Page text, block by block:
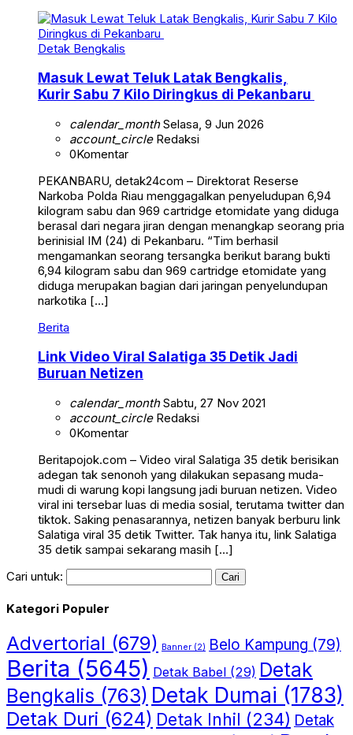
Detak Bengkalis
Masuk Lewat Teluk Latak Bengkalis,
Kurir Sabu 7 Kilo Diringkus di Pekanbaru
calendar_monthSelasa, 9 Jun 2026
account_circleRedaksi
0Komentar
PEKANBARU, detak24com – Direktorat Reserse
Narkoba Polda Riau menggagalkan penyeludupan 6,94
kilogram sabu dan 969 cartridge etomidate yang diduga
berasal dari negara jiran dengan menangkap seorang pria
berinisial IM (24) di Pekanbaru. “Tim berhasil
mengamankan seorang tersangka berikut barang bukti
6,94 kilogram sabu dan 969 cartridge etomidate yang
diduga merupakan bagian dari jaringan penyelundupan
narkotika […]
Berita
Link Video Viral Salatiga 35 Detik Jadi
Buruan Netizen
calendar_monthSabtu, 27 Nov 2021
account_circleRedaksi
0Komentar
Beritapojok.com – Video viral Salatiga 35 detik berisikan
adegan tak senonoh yang dilakukan sepasang muda-
mudi di warung kopi langsung jadi buruan netizen. Video
viral ini tersebar luas di media sosial, terutama twitter dan
tiktok. Saking penasarannya, netizen banyak berburu link
Salatiga viral 35 detik Twitter. Tak hanya itu, link Salatiga
35 detik sampai sekarang masih […]
Cari untuk:
Kategori Populer
Advertorial (679) Banner (2) Belo Kampung (79)
Berita (5645) Detak Babel (29) Detak
Bengkalis (763) Detak Dumai (1783)
Detak Duri (624) Detak Inhil (234) Detak